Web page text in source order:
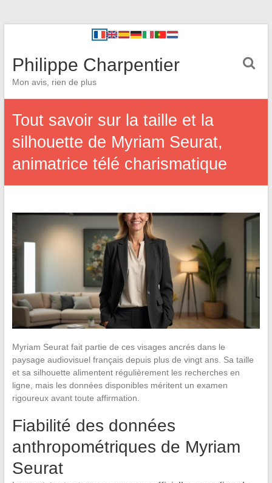
Philippe Charpentier
Mon avis, rien de plus
Tout savoir sur la taille et la
silhouette de Myriam Seurat,
animatrice télé charismatique
Myriam Seurat fait partie de ces visages ancrés dans le
paysage audiovisuel français depuis plus de vingt ans. Sa taille
et sa silhouette alimentent régulièrement les recherches en
ligne, mais les données disponibles méritent un examen
rigoureux avant toute affirmation.
Fiabilité des données
anthropométriques de Myriam
Seurat